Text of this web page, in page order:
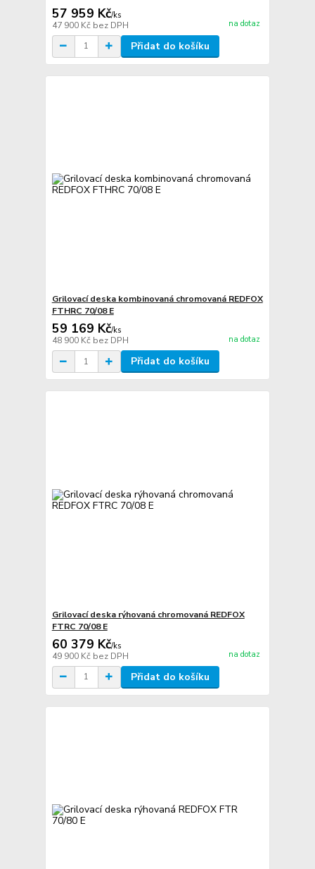
57 959 Kč/ks
47 900 Kč bez DPH na dotaz
Přidat do košíku
Grilovací deska kombinovaná chromovaná REDFOX
FTHRC 70/08 E
59 169 Kč/ks
48 900 Kč bez DPH na dotaz
Přidat do košíku
Grilovací deska rýhovaná chromovaná REDFOX
FTRC 70/08 E
60 379 Kč/ks
49 900 Kč bez DPH na dotaz
Přidat do košíku